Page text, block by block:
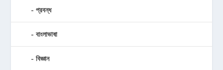
প্রবন্ধ
বাংলাভাষা
বিজ্ঞান